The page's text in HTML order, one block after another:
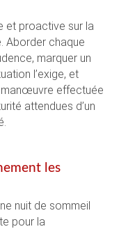
et proactive sur la
Aborder chaque
marquer un
l’exige, et
manœuvre effectuée
attendues d’un
les
nuit de sommeil
pour la